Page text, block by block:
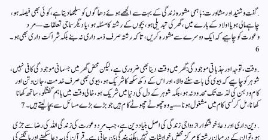
. گفت و شنید اور مشاورت:باہمی مشورہ زندگی کے بہت سے الجھے ہوئے دھاگوں کو سلجھا دیتا ہے، کوئی بھی فیصلہ ہو،
چاہے مالی ہو یا اولاد کے بارے میں، گھر کی تبدیلی ہو، بچوں کے رشتہ کا مسئلہ ہو، یا دیگر سماجی تعلقات—مرد
وعورت کو چاہیے کہ ایک دوسرے سے مشورہ کریں، تاکہ رشتہ صرف ذمہ داری نہ بنے بلکہ شراکت داری بھی ہو۔
6
. وقت، توجہ اور جذباتی موجودگی:گھر میں وقت دینا بھی ضروری ہے، لیکن محض گھر میں جسمانی موجودگی کافی نہیں،
شوہر کو چاہیے کہ بیوی کی بات سننے والا، اور اس کے دکھ سکھ کا شریک ہو، بیوی بھی صرف خدمت، جان وتن اور
کام ودہن کی لذت تک محدود نہ ہو، بلکہ شوہر کے دل کی دنیا میں شریک ہو، خالی وقت میں باہم گفتگو، ساتھ کھانا
کھانا، مل کر کسی کام میں مشغول ہونا—یہ وہ چھوٹے چھوٹے کام ہیں جو بڑے بڑے مسائل سے بچا لیتے ہیں۔7
. دین داری اور دعا:خوشگوار ازدواجی زندگی کی اصل بنیاد دین ہے، جب مرد وعورت کی زندگی اللہ کی رضا سے جڑی